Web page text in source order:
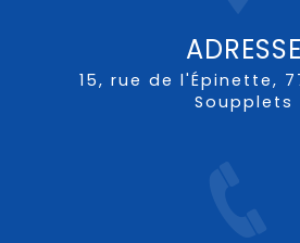
ADRESSE
15, rue de l'Épinette, 77165 Saint-
Soupplets